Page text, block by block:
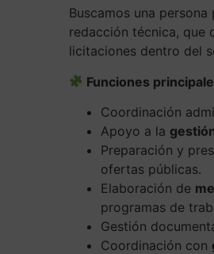
Buscamos una
redacción técnica, que
licitaciones dentro del
Funciones
Coordinación
Apoyo a la
Preparación y
ofertas públicas.
Elaboración de
programas de
Gestión
Coordinación con